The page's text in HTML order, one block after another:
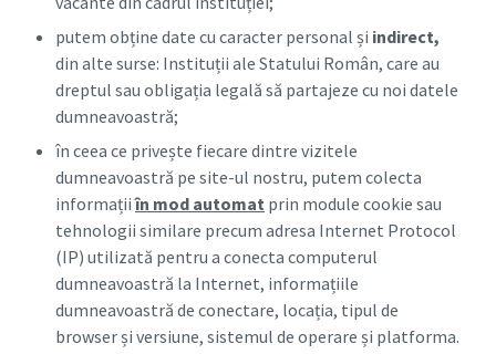
putem obține date cu caracter personal și indirect,
din alte surse: Instituții ale Statului Român, care au
dreptul sau obligația legală să partajeze cu noi datele
dumneavoastră;
în ceea ce privește fiecare dintre vizitele
dumneavoastră pe site-ul nostru, putem colecta
informațiiîn mod automat prin module cookie sau
tehnologii similare precum adresa Internet Protocol
(IP) utilizată pentru a conecta computerul
dumneavoastră la Internet, informațiile
dumneavoastră de conectare, locația, tipul de
browser și versiune, sistemul de operare și platforma.